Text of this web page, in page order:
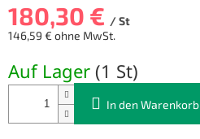
180,30 € / St
146,59 € ohne MwSt.
Auf Lager (1 St)
In den Warenkorb